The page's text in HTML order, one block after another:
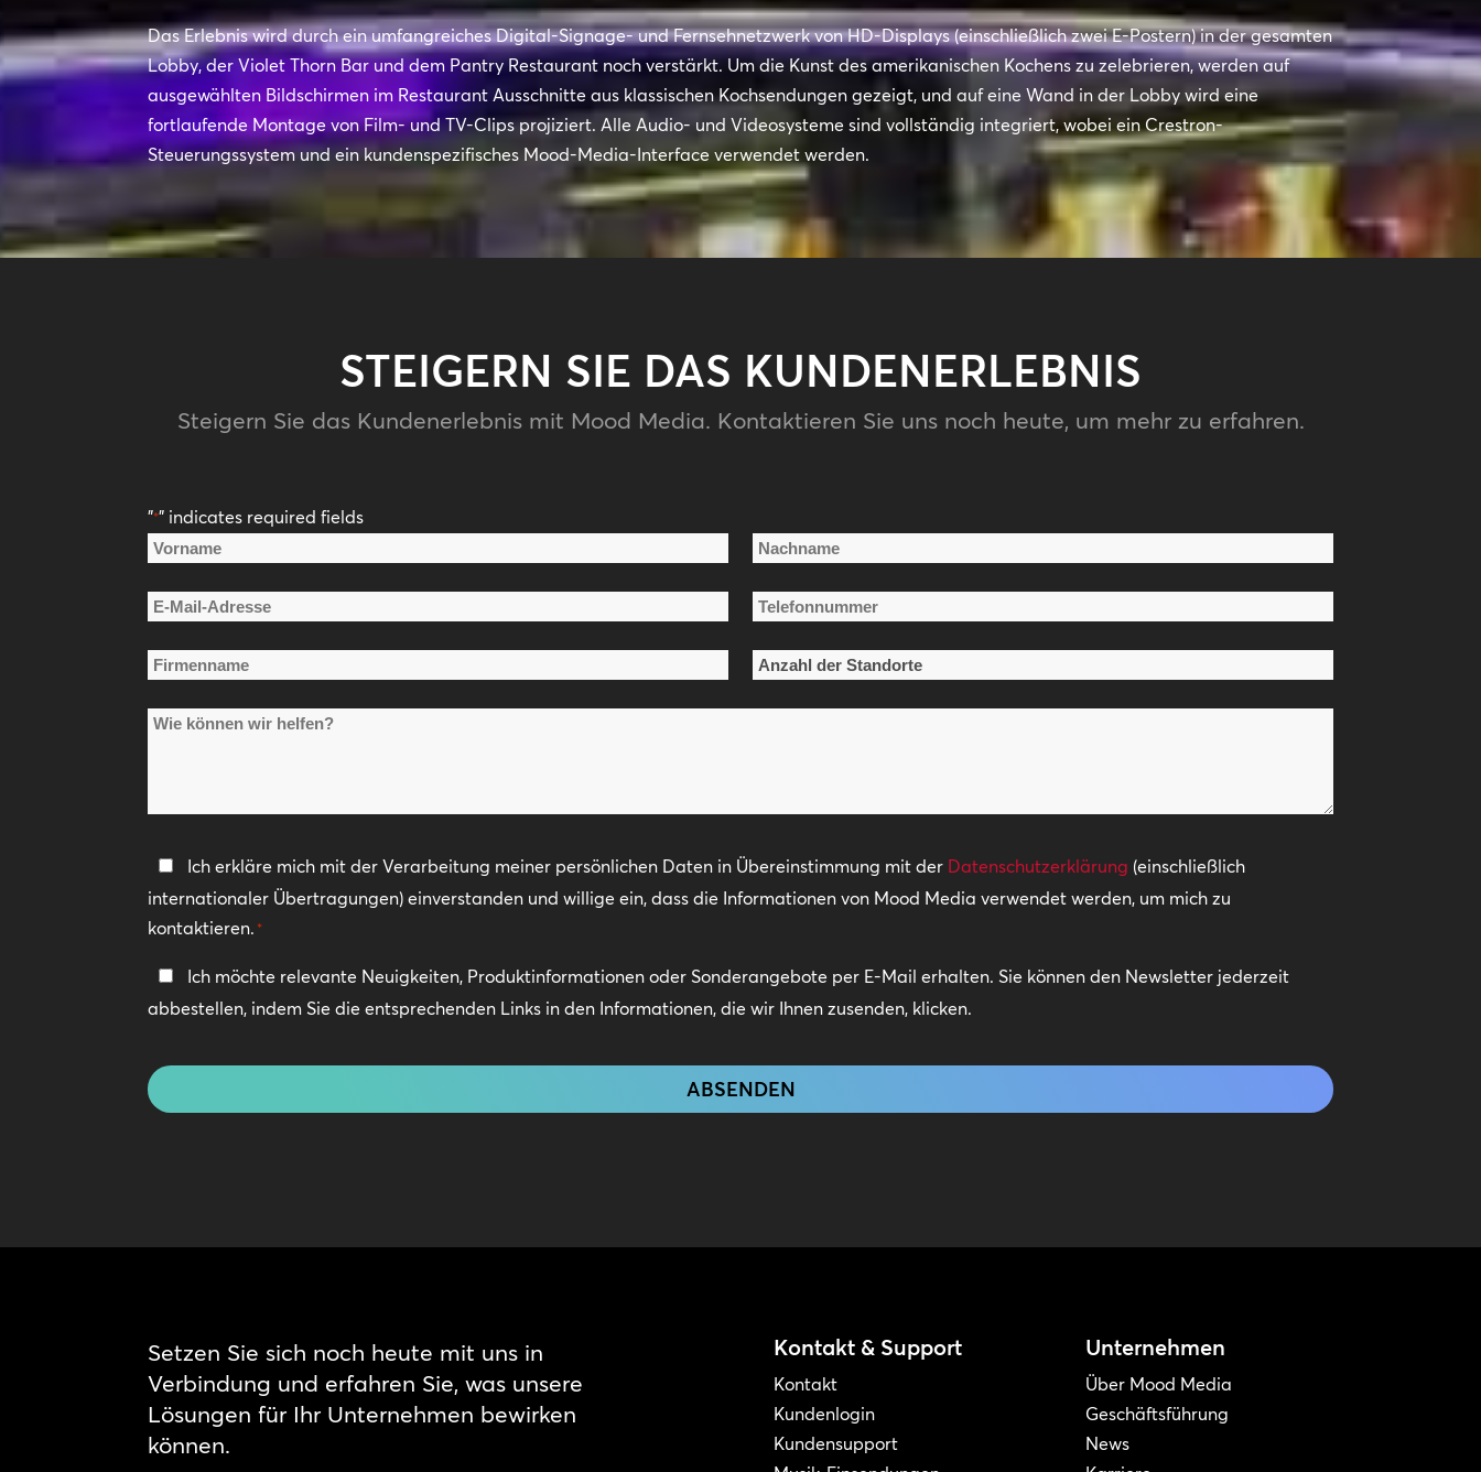
Das Erlebnis wird durch ein umfangreiches Digital-Signage- und Fernsehnetzwerk von HD-Displays (einschließlich zwei E-Postern) in der gesamten
Lobby, der Violet Thorn Bar und dem Pantry Restaurant noch verstärkt. Um die Kunst des amerikanischen Kochens zu zelebrieren, werden auf
ausgewählten Bildschirmen im Restaurant Ausschnitte aus klassischen Kochsendungen gezeigt, und auf eine Wand in der Lobby wird eine
fortlaufende Montage von Film- und TV-Clips projiziert. Alle Audio- und Videosysteme sind vollständig integriert, wobei ein Crestron-
Steuerungssystem und ein kundenspezifisches Mood-Media-Interface verwendet werden.
STEIGERN SIE DAS KUNDENERLEBNIS
Steigern Sie das Kundenerlebnis mit Mood Media. Kontaktieren Sie uns noch heute, um mehr zu erfahren.
"*" indicates required fields
Name
Vorname Nachname
E-
Adresse
Telefonnummer
Firmenname
Anzahl
Wie
helfen?
Datenschutzerklärung
*
Ich erkläre mich mit der Verarbeitung meiner persönlichen Daten in Übereinstimmung mit der Datenschutzerklärung (einschließlich
internationaler Übertragungen) einverstanden und willige ein, dass die Informationen von Mood Media verwendet werden, um mich zu
kontaktieren. *
In
Kontakt
Ich möchte relevante Neuigkeiten, Produktinformationen oder Sonderangebote per E-Mail erhalten. Sie können den Newsletter jederzeit
abbestellen, indem Sie die entsprechenden Links in den Informationen, die wir Ihnen zusenden, klicken.
Setzen Sie sich noch heute mit uns in
Verbindung und erfahren Sie, was unsere
Lösungen für Ihr Unternehmen bewirken
können.
Kontakt & Support
Kontakt
Kundenlogin
Kundensupport
Unternehmen
Über Mood Media
Geschäftsführung
News